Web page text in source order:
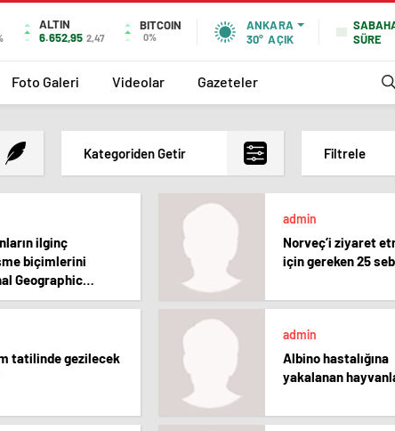
ALTIN
6.652,95 2,47
BITCOIN
0%
ANKARA
30° AÇIK
SÜRE
Foto Galeri Videolar Gazeteler
Kategoriden Getir Filtrele
En çok
Yorum
En eskiler
ilginç
biçimlerini
Geographic
admin
Norveç’i ziyaret
için gereken 25
tatilinde gezilecek
admin
Albino hastalığına
yakalanan